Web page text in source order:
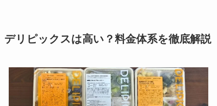
デリピックスは高い？料金体系を徹底解説